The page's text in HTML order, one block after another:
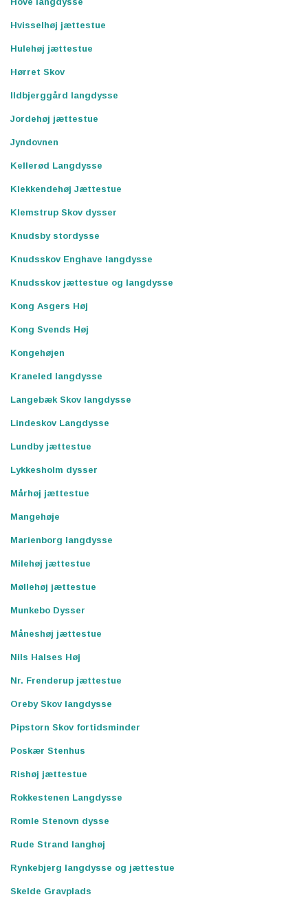
Hvisselhøj jættestue
Hulehøj jættestue
Hørret Skov
Ildbjerggård langdysse
Jordehøj jættestue
Jyndovnen
Kellerød Langdysse
Klekkendehøj Jættestue
Klemstrup Skov dysser
Knudsby stordysse
Knudsskov Enghave langdysse
Knudsskov jættestue og langdysse
Kong Asgers Høj
Kong Svends Høj
Kongehøjen
Kraneled langdysse
Langebæk Skov langdysse
Lindeskov Langdysse
Lundby jættestue
Lykkesholm dysser
Mårhøj jættestue
Mangehøje
Marienborg langdysse
Milehøj jættestue
Møllehøj jættestue
Munkebo Dysser
Måneshøj jættestue
Nils Halses Høj
Nr. Frenderup jættestue
Oreby Skov langdysse
Pipstorn Skov fortidsminder
Poskær Stenhus
Rishøj jættestue
Rokkestenen Langdysse
Romle Stenovn dysse
Rude Strand langhøj
Rynkebjerg langdysse og jættestue
Skelde Gravplads